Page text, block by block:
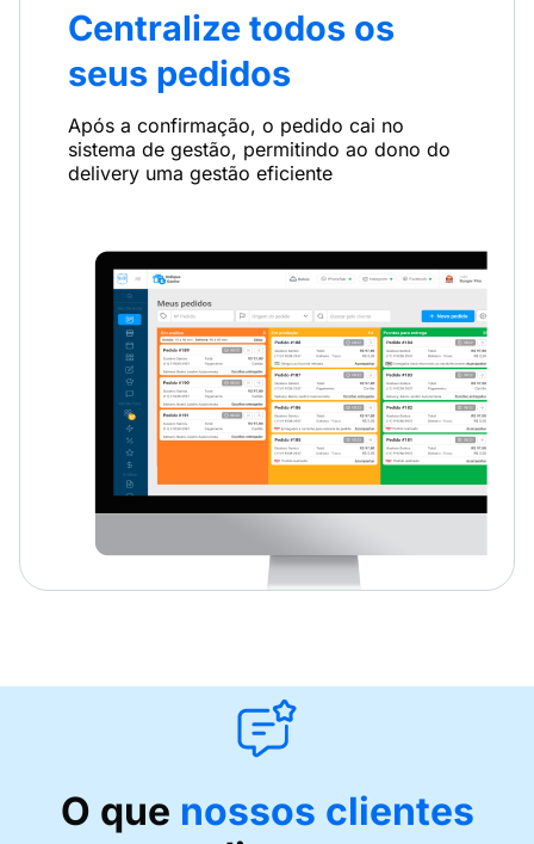
Centralize todos os
seus pedidos
Após a confirmação, o pedido cai no
sistema de gestão, permitindo ao dono do
delivery uma gestão eficiente
O que nossos clientes